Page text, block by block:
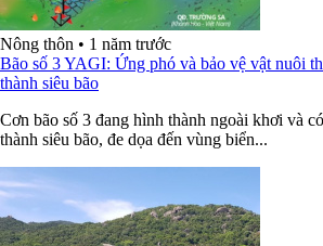
Nông thôn • 1 năm trước
Bão số 3 YAGI: Ứng phó và bảo vệ vật nuôi
thành siêu bão
Cơn bão số 3 đang hình thành ngoài khơi và
thành siêu bão, đe dọa đến vùng biển...